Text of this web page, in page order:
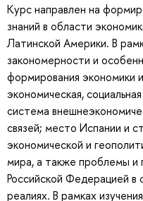
Курс направлен на
знаний в области
Латинской Америки. В
закономерности и
формирования экономики
экономическая,
система
связей; место Испании и
экономической и
мира, а также проблемы и
Российской Федерацией в
реалиях. В рамках